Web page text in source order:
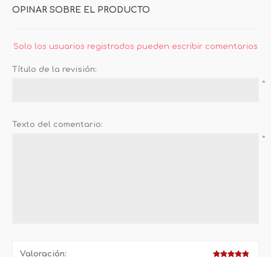
OPINAR SOBRE EL PRODUCTO
Solo los usuarios registrados pueden escribir comentarios
Título de la revisión:
*
Texto del comentario:
*
Valoración: